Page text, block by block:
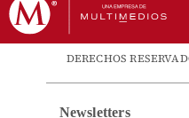
DERECHOS
Newsletters